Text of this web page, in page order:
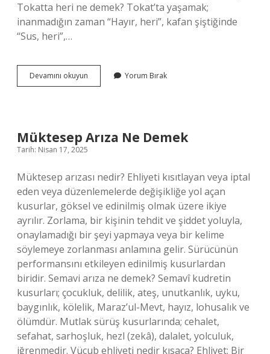
Tokatta heri ne demek? Tokat’ta yaşamak;
inanmadığın zaman “Hayır, heri”, kafan şiştiğinde
“Sus, heri”,…
Devamını okuyun
Ne
Yorum Bırak
Müktesep Arıza Ne Demek
Tarih: Nisan 17, 2025
Müktesep arızası nedir? Ehliyeti kısıtlayan veya iptal
eden veya düzenlemelerde değişikliğe yol açan
kusurlar, göksel ve edinilmiş olmak üzere ikiye
ayrılır. Zorlama, bir kişinin tehdit ve şiddet yoluyla,
onaylamadığı bir şeyi yapmaya veya bir kelime
söylemeye zorlanması anlamına gelir. Sürücünün
performansını etkileyen edinilmiş kusurlardan
biridir. Semavi arıza ne demek? Semavî kudretin
kusurları; çocukluk, delilik, ateş, unutkanlık, uyku,
baygınlık, kölelik, Maraz’ul-Mevt, hayız, lohusalık ve
ölümdür. Mutlak sürüş kusurlarında; cehalet,
sefahat, sarhoşluk, hezl (zekâ), dalalet, yolculuk,
iğrenmedir. Vücub ehliyeti nedir kısaca? Ehliyet: Bir